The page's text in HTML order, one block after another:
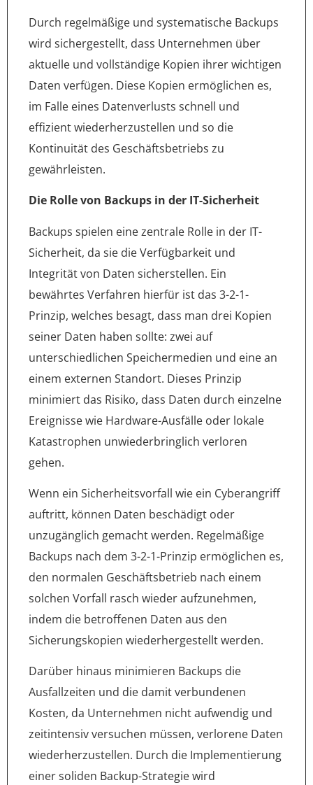
Durch regelmäßige und systematische Backups
wird sichergestellt, dass Unternehmen über
aktuelle und vollständige Kopien ihrer wichtigen
Daten verfügen. Diese Kopien ermöglichen es,
im Falle eines Datenverlusts schnell und
effizient wiederherzustellen und so die
Kontinuität des Geschäftsbetriebs zu
gewährleisten.
Die Rolle von Backups in der IT-Sicherheit
Backups spielen eine zentrale Rolle in der IT-
Sicherheit, da sie die Verfügbarkeit und
Integrität von Daten sicherstellen. Ein
bewährtes Verfahren hierfür ist das 3-2-1-
Prinzip, welches besagt, dass man drei Kopien
seiner Daten haben sollte: zwei auf
unterschiedlichen Speichermedien und eine an
einem externen Standort. Dieses Prinzip
minimiert das Risiko, dass Daten durch einzelne
Ereignisse wie Hardware-Ausfälle oder lokale
Katastrophen unwiederbringlich verloren
gehen.
Wenn ein Sicherheitsvorfall wie ein Cyberangriff
auftritt, können Daten beschädigt oder
unzugänglich gemacht werden. Regelmäßige
Backups nach dem 3-2-1-Prinzip ermöglichen es,
den normalen Geschäftsbetrieb nach einem
solchen Vorfall rasch wieder aufzunehmen,
indem die betroffenen Daten aus den
Sicherungskopien wiederhergestellt werden.
Darüber hinaus minimieren Backups die
Ausfallzeiten und die damit verbundenen
Kosten, da Unternehmen nicht aufwendig und
zeitintensiv versuchen müssen, verlorene Daten
wiederherzustellen. Durch die Implementierung
einer soliden Backup-Strategie wird